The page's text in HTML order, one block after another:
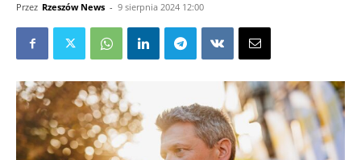
Przez Rzeszów News - 9 sierpnia 2024 12:00